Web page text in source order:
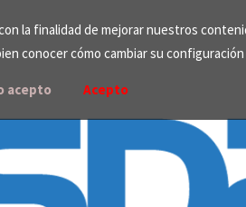
la finalidad de mejorar nuestros
conocer cómo cambiar su
acepto Acepto